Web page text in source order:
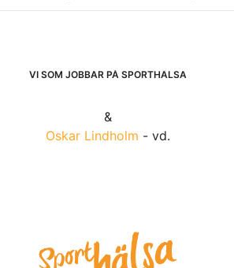
VI SOM JOBBAR PÅ SPORTHÄLSA
&
Oskar Lindholm - vd.